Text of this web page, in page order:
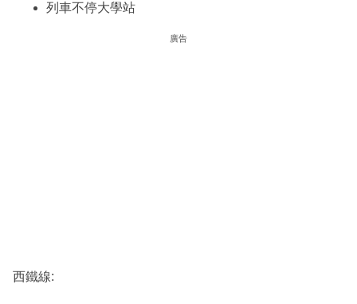
列車不停大學站
廣告
西鐵線: